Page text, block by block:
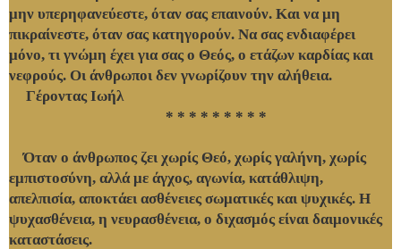
μην υπερηφανεύεστε, όταν σας επαινούν. Και να μη
πικραίνεστε, όταν σας κατηγορούν. Να σας ενδιαφέρει
μόνο, τι γνώμη έχει για σας ο Θεός, ο ετάζων καρδίας και
νεφρούς. Οι άνθρωποι δεν γνωρίζουν την αλήθεια.
Γέροντας Ιωήλ
* * * * * * * * *
Όταν ο άνθρωπος ζει χωρίς Θεό, χωρίς γαλήνη, χωρίς
εμπιστοσύνη, αλλά με άγχος, αγωνία, κατάθλιψη,
απελπισία, αποκτάει ασθένειες σωματικές και ψυχικές. Η
ψυχασθένεια, η νευρασθένεια, ο διχασμός είναι δαιμονικές
καταστάσεις.